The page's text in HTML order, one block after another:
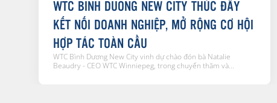
WTC BINH DUONG NEW CITY THÚC ĐẨY
KẾT NỐI DOANH NGHIỆP, MỞ RỘNG CƠ HỘI
HỢP TÁC TOÀN CẦU
WTC Bình Dương New City vinh dự chào đón bà Natalie
Beaudry - CEO WTC Winniepeg, trong chuyến thăm và...